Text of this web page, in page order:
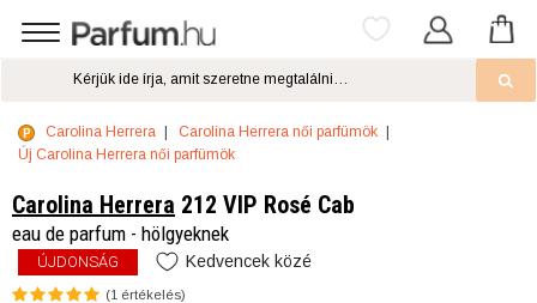
Carolina Herrera
Carolina Herrera női parfümök
Új Carolina Herrera női parfümök
Carolina Herrera 212 VIP Rosé Cab
eau de parfum - hölgyeknek
ÚJDONSÁG Kedvencek közé
(1 értékelés)